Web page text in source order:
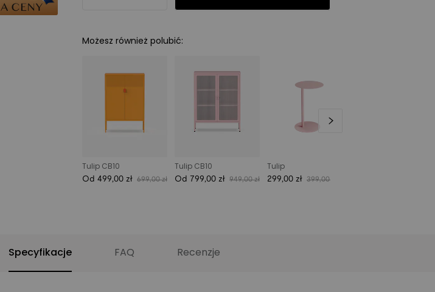
Możesz również polubić:
Tulip CB10
Od 499,00 zł 699,00 zł
Tulip CB10
Od 799,00 zł 949,00 zł
Tulip
299,00 zł 399,00 zł
Specyfikacje FAQ Recenzje